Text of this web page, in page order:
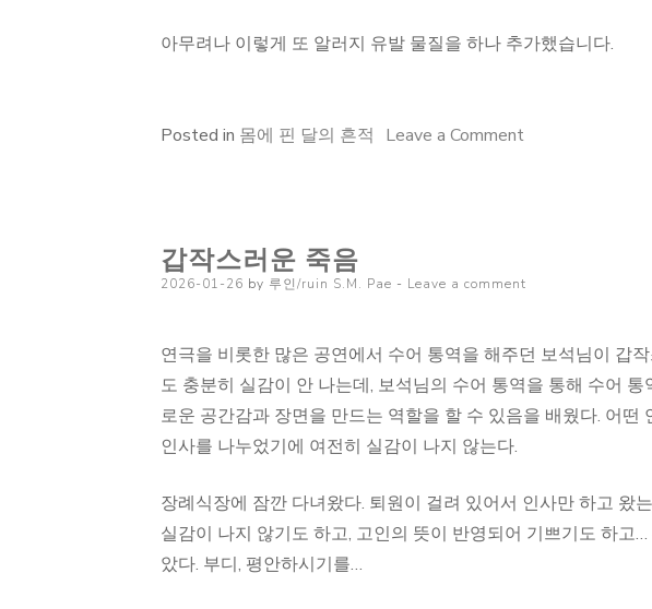
아무려나 이렇게 또 알러지 유발 물질을 하나 추가했습니다.
Posted in 몸에 핀 달의 흔적 Leave a Commenton
가
갑작스러운 죽음
Posted
2026-01-26 by 루인/ruin S.M. Pae Leave a comment
연극을 비롯한 많은 공연에서 수어 통역을 해주던 보석님이 갑
도 충분히 실감이 안 나는데, 보석님의 수어 통역을 통해 수어
로운 공간감과 장면을 만드는 역할을 할 수 있음을 배웠다. 어
인사를 나누었기에 여전히 실감이 나지 않는다.
장례식장에 잠깐 다녀왔다. 퇴원이 걸려 있어서 인사만 하고 왔
실감이 나지 않기도 하고, 고인의 뜻이 반영되어 기쁘기도 하고
았다. 부디, 평안하시기를…